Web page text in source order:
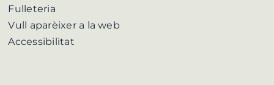
Fulleteria
Vull aparèixer a la web
Accessibilitat